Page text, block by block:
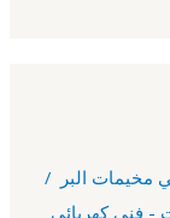
/ رقم كهربائي مخيمات البر /
- فني كهربائي